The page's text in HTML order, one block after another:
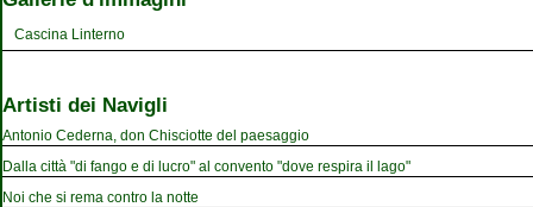
Cascina Linterno
Artisti dei Navigli
Antonio Cederna, don Chisciotte del paesaggio
Dalla città "di fango e di lucro" al convento "dove respira il lago"
Noi che si rema contro la notte